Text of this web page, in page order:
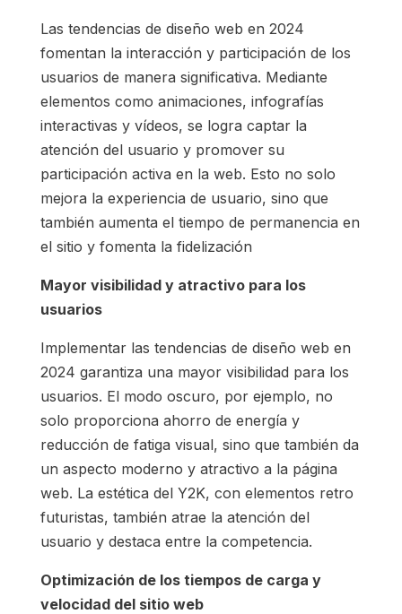
Las tendencias de diseño web en 2024
fomentan la interacción y participación de los
usuarios de manera significativa. Mediante
elementos como animaciones, infografías
interactivas y vídeos, se logra captar la
atención del usuario y promover su
participación activa en la web. Esto no solo
mejora la experiencia de usuario, sino que
también aumenta el tiempo de permanencia en
el sitio y fomenta la fidelización
Mayor visibilidad y atractivo para los
usuarios
Implementar las tendencias de diseño web en
2024 garantiza una mayor visibilidad para los
usuarios. El modo oscuro, por ejemplo, no
solo proporciona ahorro de energía y
reducción de fatiga visual, sino que también da
un aspecto moderno y atractivo a la página
web. La estética del Y2K, con elementos retro
futuristas, también atrae la atención del
usuario y destaca entre la competencia.
Optimización de los tiempos de carga y
velocidad del sitio web